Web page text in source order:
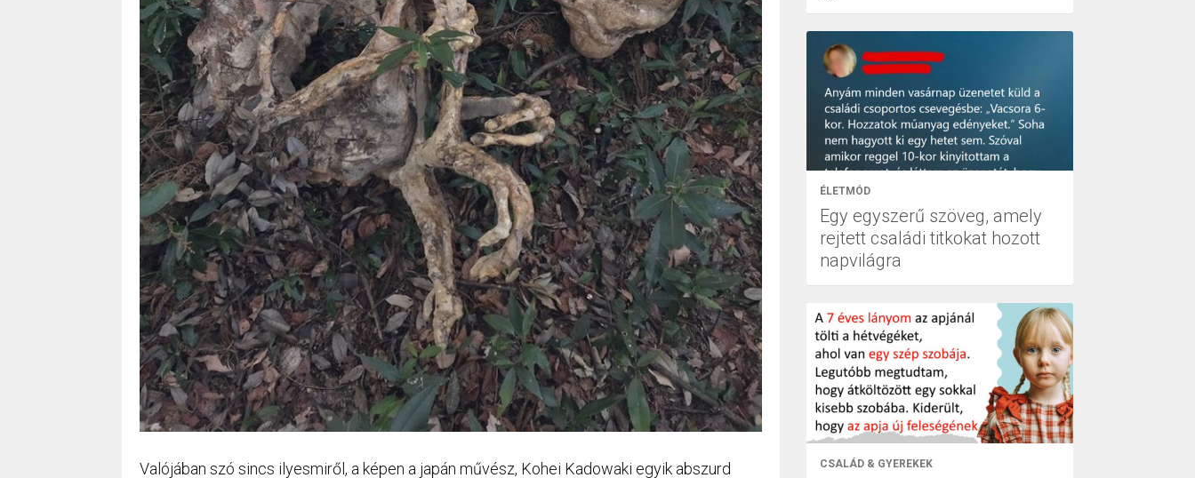
Valójában szó sincs ilyesmiről, a képen a japán művész, Kohei Kadowaki egyik abszurd
ÉLETMÓD
Egy egyszerű szöveg, amely
rejtett családi titkokat hozott
napvilágra
CSALÁD & GYEREKEK